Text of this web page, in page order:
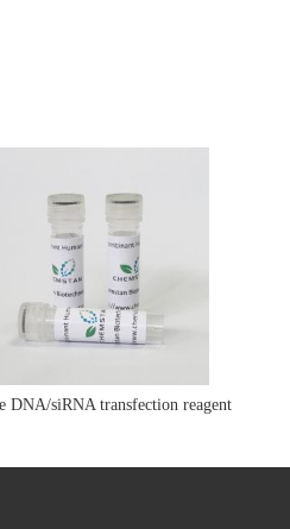
DNA/siRNA transfection reagent